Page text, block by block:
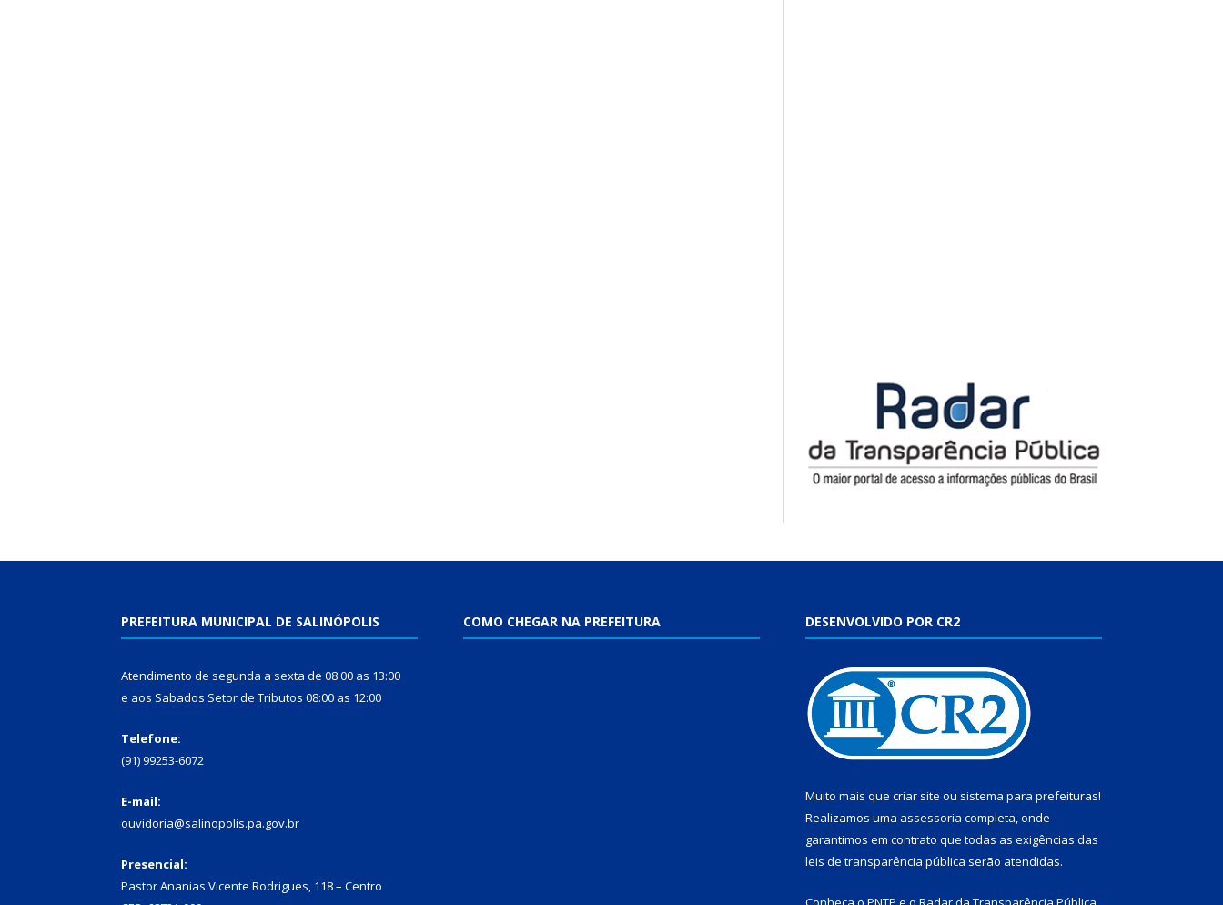
PREFEITURA MUNICIPAL DE SALINÓPOLIS
Atendimento de segunda a sexta de 08:00 as 13:00
e aos Sabados Setor de Tributos 08:00 as 12:00
Telefone:
(91) 99253-6072
E-mail:
ouvidoria@salinopolis.pa.gov.br
Presencial:
Pastor Ananias Vicente Rodrigues, 118 – Centro
COMO CHEGAR NA PREFEITURA DESENVOLVIDO POR CR2
Muito mais que criar site ou sistema para prefeituras!
Realizamos uma assessoria completa, onde
garantimos em contrato que todas as exigências das
leis de transparência pública serão atendidas.